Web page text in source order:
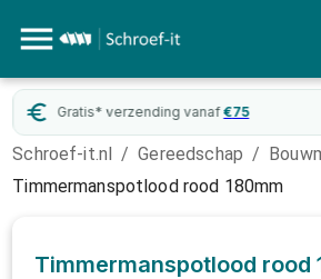
Gratis* verzending vanaf €75
Schroef-it.nl / Gereedschap /
Timmermanspotlood rood 180mm
Timmermanspotlood rood